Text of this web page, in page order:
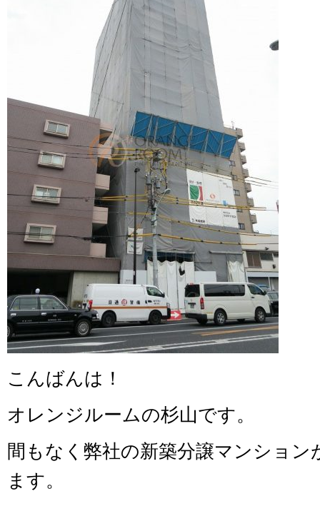
こんばんは！
オレンジルームの杉山です。
間もなく弊社の新築分譲マンション
ます。